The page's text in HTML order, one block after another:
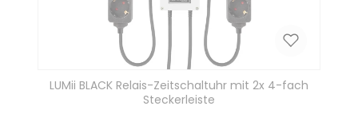
LUMii BLACK Relais-Zeitschaltuhr mit 2x 4-fach
Steckerleiste